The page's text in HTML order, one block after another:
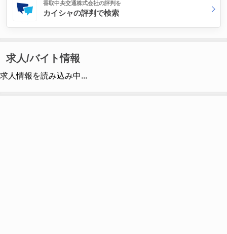
香取中央交通株式会社の評判を
カイシャの評判で検索
求人/バイト情報
求人情報を読み込み中...